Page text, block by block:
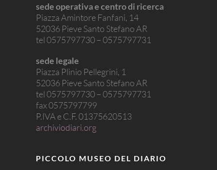
sede operativa e centro di ricerca
Piazza Amintore Fanfani, 14
52036 Pieve Santo Stefano AR
tel 0575797730 – 0575797731
sede legale
Piazza Plinio Pellegrini, 1
52036 Pieve Santo Stefano AR
tel 0575797730 – 0575797731
fax 0575797799
P.IVA e C.F. 01375620513
archiviodiari.org
PICCOLO MUSEO DEL DIARIO